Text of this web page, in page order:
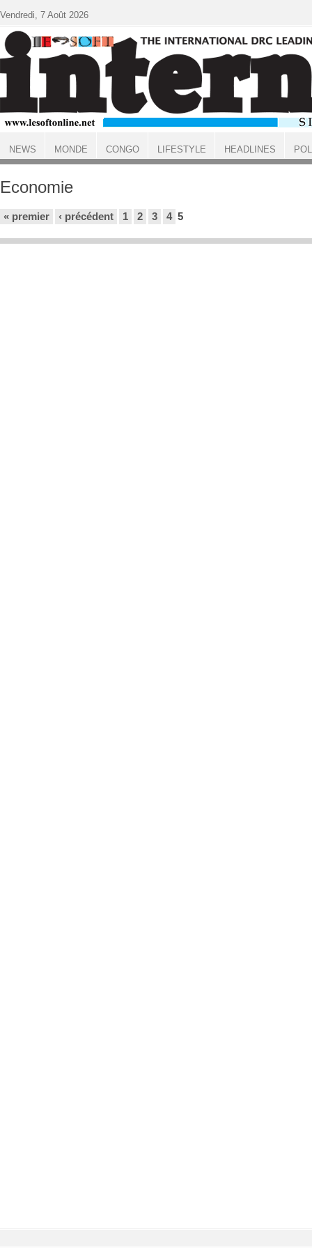
ACCUEIL
Economie
« premier ‹ précédent 1 2 3 4 5
Vendredi, 7 Août 2026
NEWS MONDE CONGO LIFESTYLE HEADLINES